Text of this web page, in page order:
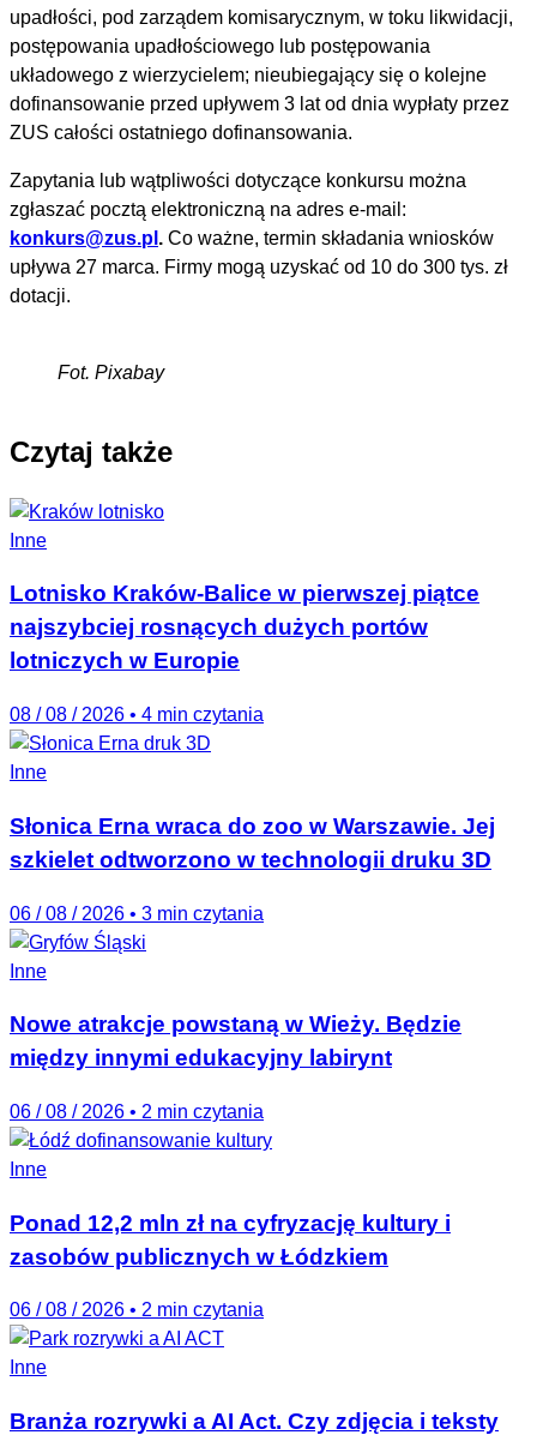
upadłości, pod zarządem komisarycznym, w toku likwidacji,
postępowania upadłościowego lub postępowania
układowego z wierzycielem; nieubiegający się o kolejne
dofinansowanie przed upływem 3 lat od dnia wypłaty przez
ZUS całości ostatniego dofinansowania.
Zapytania lub wątpliwości dotyczące konkursu można
zgłaszać pocztą elektroniczną na adres e-mail:
konkurs@zus.pl . Co ważne, termin składania wniosków
upływa 27 marca. Firmy mogą uzyskać od 10 do 300 tys. zł
dotacji.
Fot. Pixabay
Czytaj także
Inne
Lotnisko Kraków-Balice w pierwszej piątce
najszybciej rosnących dużych portów
lotniczych w Europie
08 / 08 / 2026 • 4 min czytania
Inne
Słonica Erna wraca do zoo w Warszawie. Jej
szkielet odtworzono w technologii druku 3D
06 / 08 / 2026 • 3 min czytania
Inne
Nowe atrakcje powstaną w Wieży. Będzie
między innymi edukacyjny labirynt
06 / 08 / 2026 • 2 min czytania
Inne
Ponad 12,2 mln zł na cyfryzację kultury i
zasobów publicznych w Łódzkiem
06 / 08 / 2026 • 2 min czytania
Inne
Branża rozrywki a AI Act. Czy zdjęcia i teksty